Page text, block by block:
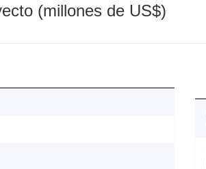
(millones de US$)